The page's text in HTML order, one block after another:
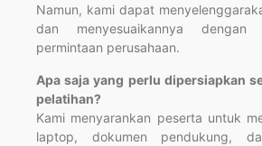
Namun, kami dapat
dan menyesuaikannya dengan
permintaan perusahaan.
Apa saja yang perlu dipersiapkan
pelatihan?
Kami menyarankan peserta untuk
laptop, dokumen pendukung,